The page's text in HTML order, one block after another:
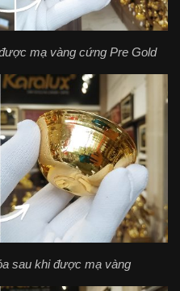
mạ vàng cứng Pre Gold
sau khi được mạ vàng